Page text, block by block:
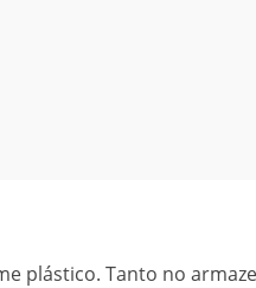
plástico. Tanto no